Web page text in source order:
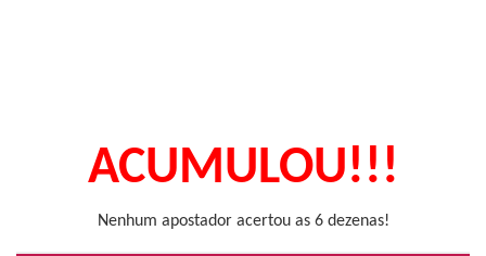
ACUMULOU!!!
Nenhum apostador acertou as 6 dezenas!